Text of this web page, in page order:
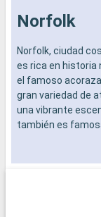
Norfolk
Norfolk, ciudad
es rica en historia
el famoso
gran variedad de
una vibrante
también es